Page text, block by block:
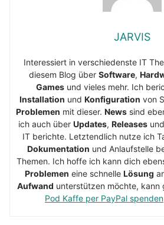
JARVIS
Interessiert in verschiedenste IT
diesem Blog über Software,
Gamesund vieles mehr. Ich
Installation und Konfiguration von
Problemen mit dieser. News sind
ich auch über Updates, Releasesund
IT berichte. Letztendlich nutze ich
Dokumentation und Anlaufstelle
Themen. Ich hoffe ich kann dich
Problemen eine schnelle Lösung
Aufwand unterstützen möchte, kann
Pod Kaffe per PayPal spenden